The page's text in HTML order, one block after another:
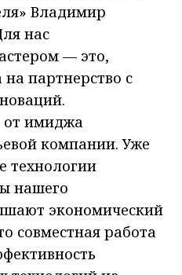
Владимир
нас
— это,
на партнерство с
от имиджа
компании. Уже
технологии
нашего
экономический
совместная работа